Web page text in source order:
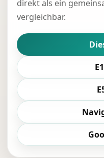
direkt als ein
vergleichbar.